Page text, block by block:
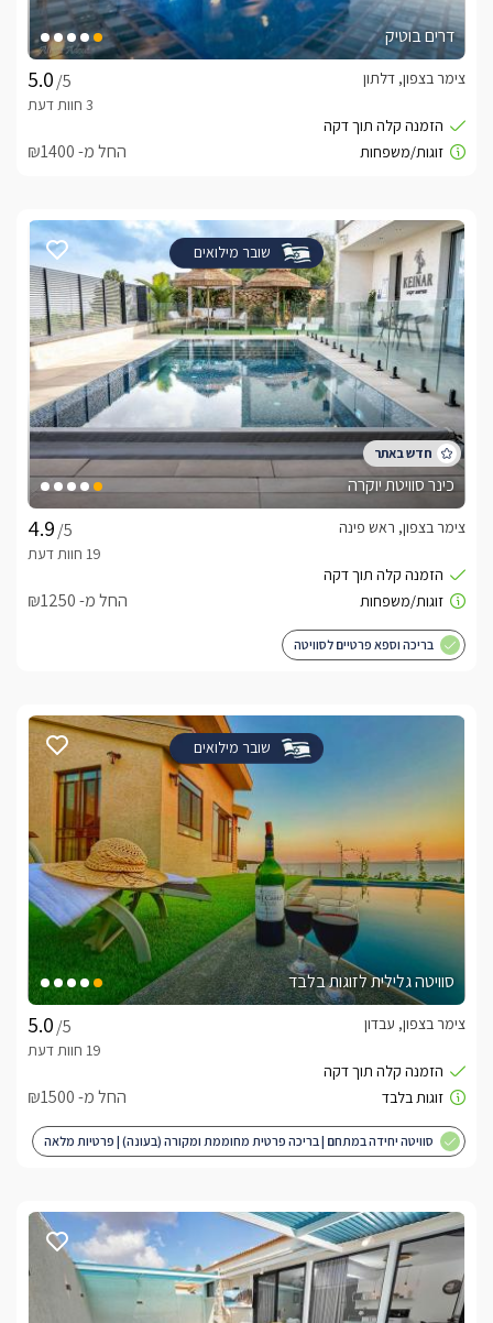
דרים בוטיק
/5
צימר בצפון, דלתון
החל מ- ₪1400
שובר מילואים
כינר סוויטת יוקרה
/5
צימר בצפון, ראש פינה
החל מ- ₪1250
בריכה וספא פרטיים לסוויטה
שובר מילואים
סוויטה גלילית לזוגות בלבד
/5
צימר בצפון, עבדון
החל מ- ₪1500
סוויטה יחידה במתחם | בריכה פרטית מחוממת ומקורה (בעונה) | פרטיות מלאה